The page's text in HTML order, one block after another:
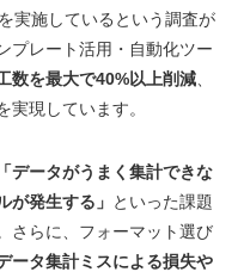
実施しているという調査が
プレート活用・自動化ツー
数を最大で40%以上削減
実現しています。
データがうまく集計できな
が発生する」 といった課題
さらに、フォーマット選び
ータ集計ミスによる損失や